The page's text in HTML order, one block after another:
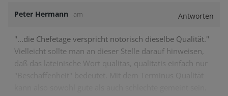
Peter Hermann am Antworten
"...die Chefetage verspricht notorisch dieselbe Qualität."
Vielleicht sollte man an dieser Stelle darauf hinweisen,
daß das lateinische Wort qualitas, qualitatis einfach nur